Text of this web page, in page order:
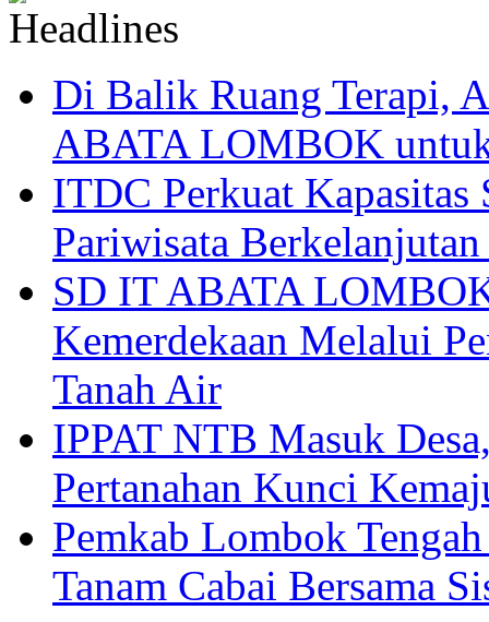
Di Balik Ruang Terapi,
ABATA LOMBOK
ITDC Perkuat
Pariwisata
SD IT ABATA
Kemerdekaan Melalui
Tanah Air
IPPAT NTB Masuk
Pertanahan Kunci
Pemkab Lombok
Tanam Cabai Bersama